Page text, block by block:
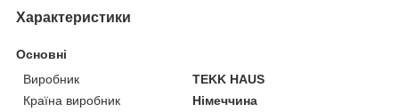
Характеристики
Основні
Виробник
TEKK HAUS
Країна виробник
Німеччина